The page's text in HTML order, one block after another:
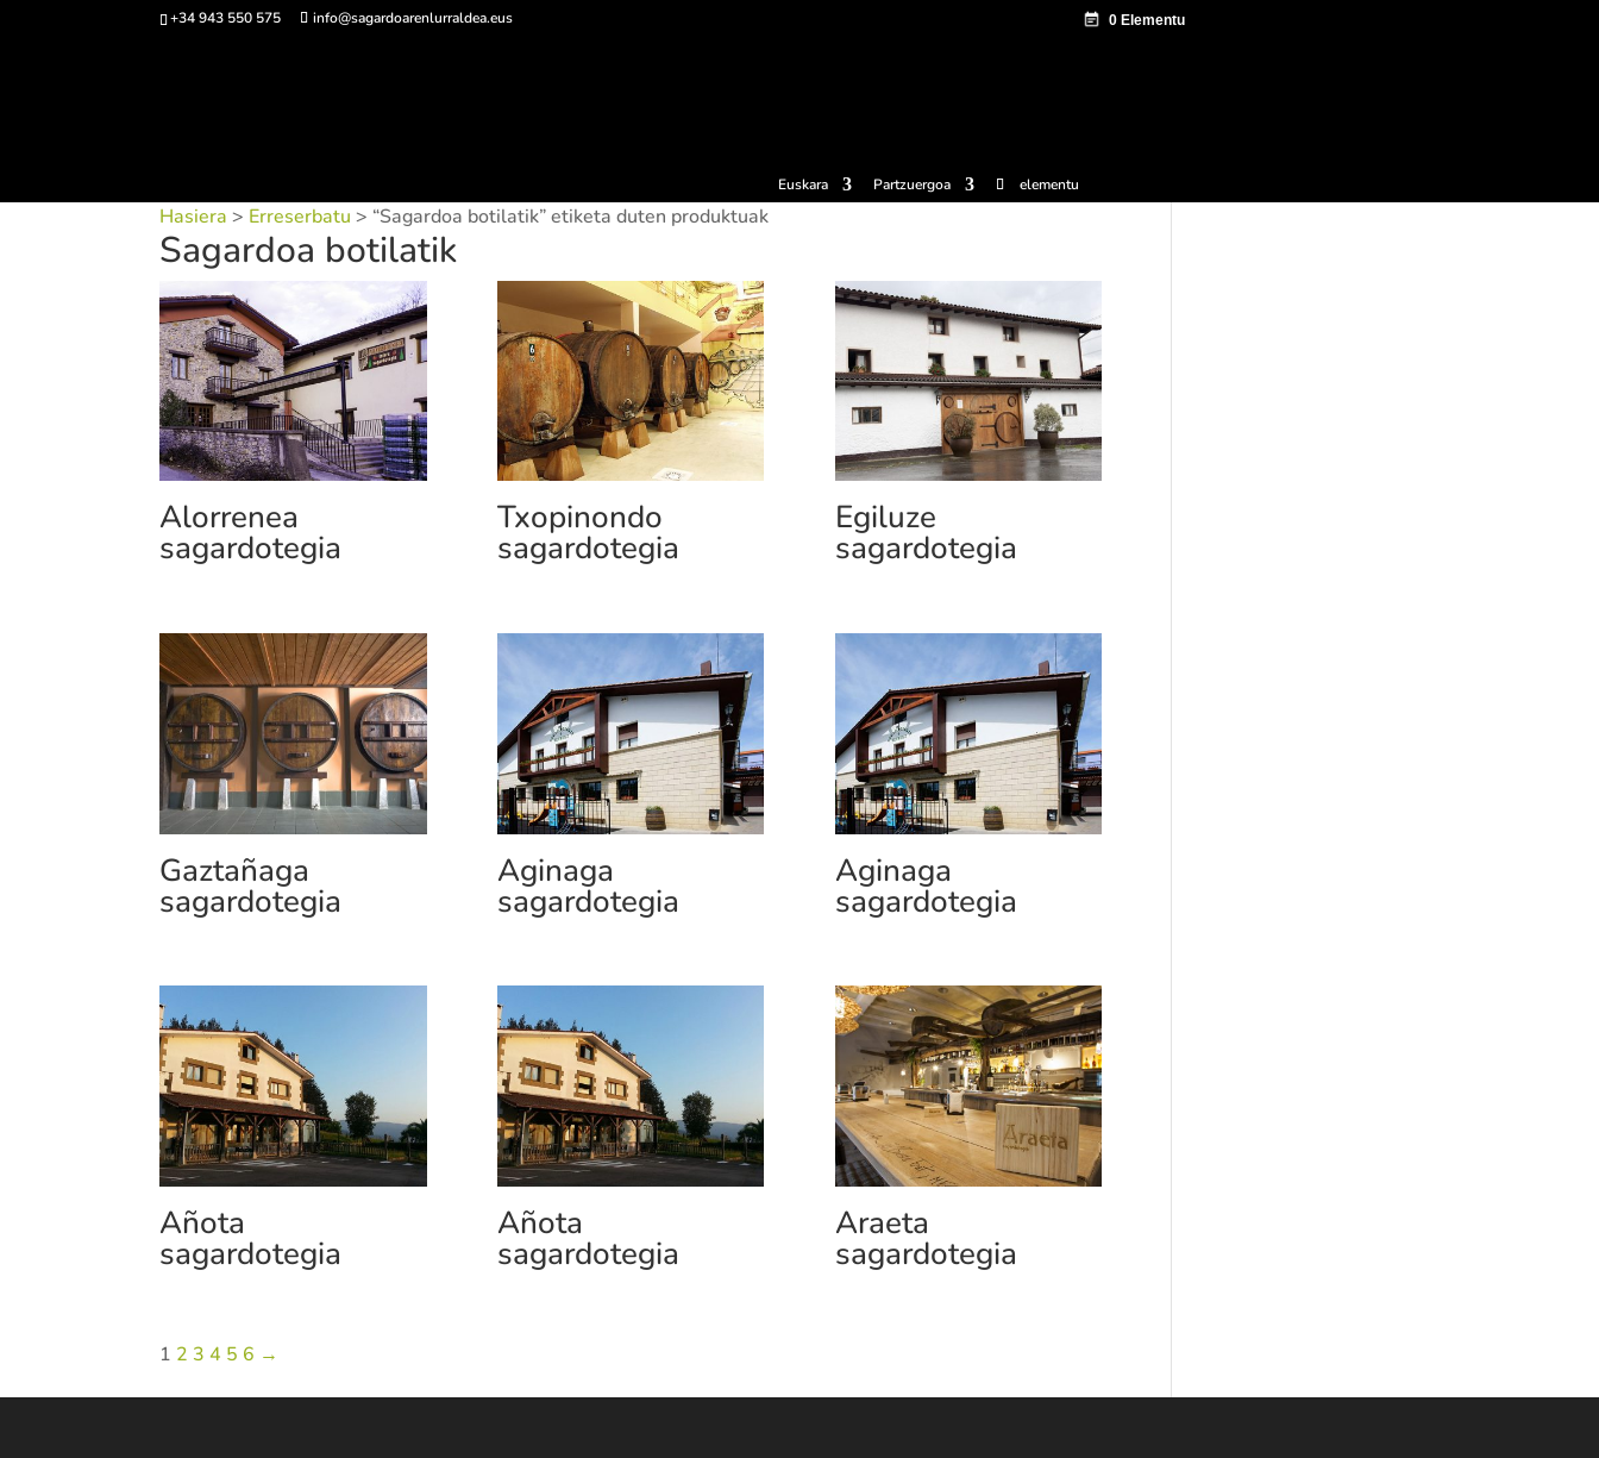
+34 943 550 575 info@sagardoarenlurraldea.eus
Euskara Partzuergoa elementu
Hasiera > Erreserbatu > “Sagardoa botilatik” etiketa duten produktuak
Sagardoa botilatik
Alorrenea
sagardotegia
Txopinondo
sagardotegia
Egiluze
sagardotegia
Gaztañaga
sagardotegia
Aginaga
sagardotegia
Aginaga
sagardotegia
Añota
sagardotegia
Añota
sagardotegia
Araeta
sagardotegia
1 2 3 4 5 6 →